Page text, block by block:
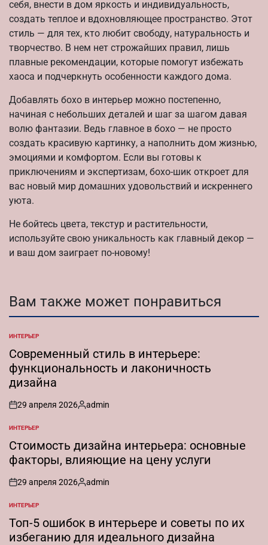
себя, внести в дом яркость и индивидуальность,
создать теплое и вдохновляющее пространство. Этот
стиль — для тех, кто любит свободу, натуральность и
творчество. В нем нет строжайших правил, лишь
плавные рекомендации, которые помогут избежать
хаоса и подчеркнуть особенности каждого дома.
Добавлять бохо в интерьер можно постепенно,
начиная с небольших деталей и шаг за шагом давая
волю фантазии. Ведь главное в бохо — не просто
создать красивую картинку, а наполнить дом жизнью,
эмоциями и комфортом. Если вы готовы к
приключениям и экспертизам, бохо-шик откроет для
вас новый мир домашних удовольствий и искреннего
уюта.
Не бойтесь цвета, текстур и растительности,
используйте свою уникальность как главный декор —
и ваш дом заиграет по-новому!
Вам также может понравиться
ОПУБЛИКОВАНО
В
ИНТЕРЬЕР
Современный стиль в интерьере:
функциональность и лаконичность
дизайна
on
29 апреля 2026
Запись
admin
ОПУБЛИКОВАНО
В
ИНТЕРЬЕР
Стоимость дизайна интерьера: основные
факторы, влияющие на цену услуги
on
29 апреля 2026
Запись
admin
ОПУБЛИКОВАНО
В
ИНТЕРЬЕР
Топ-5 ошибок в интерьере и советы по их
избеганию для идеального дизайна